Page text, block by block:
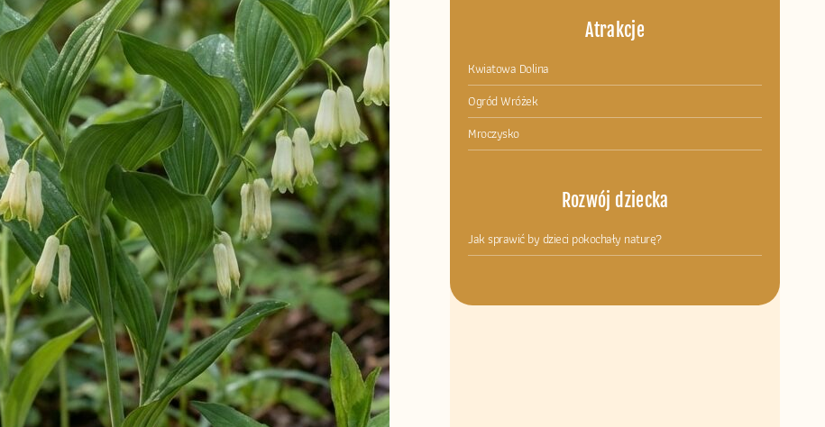
Atrakcje
Kwiatowa Dolina
Ogród Wróżek
Mroczysko
Rozwój dziecka
Jak sprawić by dzieci pokochały naturę?